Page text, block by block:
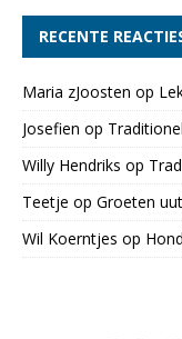
RECENTE
Maria zJoosten op
Josefien op
Willy Hendriks op
Teetje op Groeten
Wil Koerntjes op